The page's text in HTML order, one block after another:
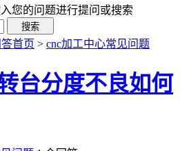
您的问题进行提问或搜索
首页 > cnc加工中心常见问题
台分度不良如何